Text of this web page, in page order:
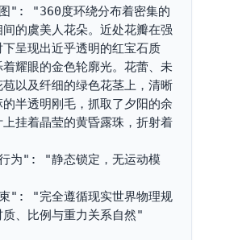
": "360度环绕分布着密集的
的虞美人花朵。近处花瓣在强
呈现出近乎透明的红宝石质
耀眼的金色轮廓光。花蕾、未
以及纤细的绿色花茎上，清晰
半透明刚毛，抓取了夕阳的余
挂着晶莹的黄昏露珠，折射着
为": "静态锁定，无运动模
": "完全遵循现实世界物理规
质、比例与重力关系自然"